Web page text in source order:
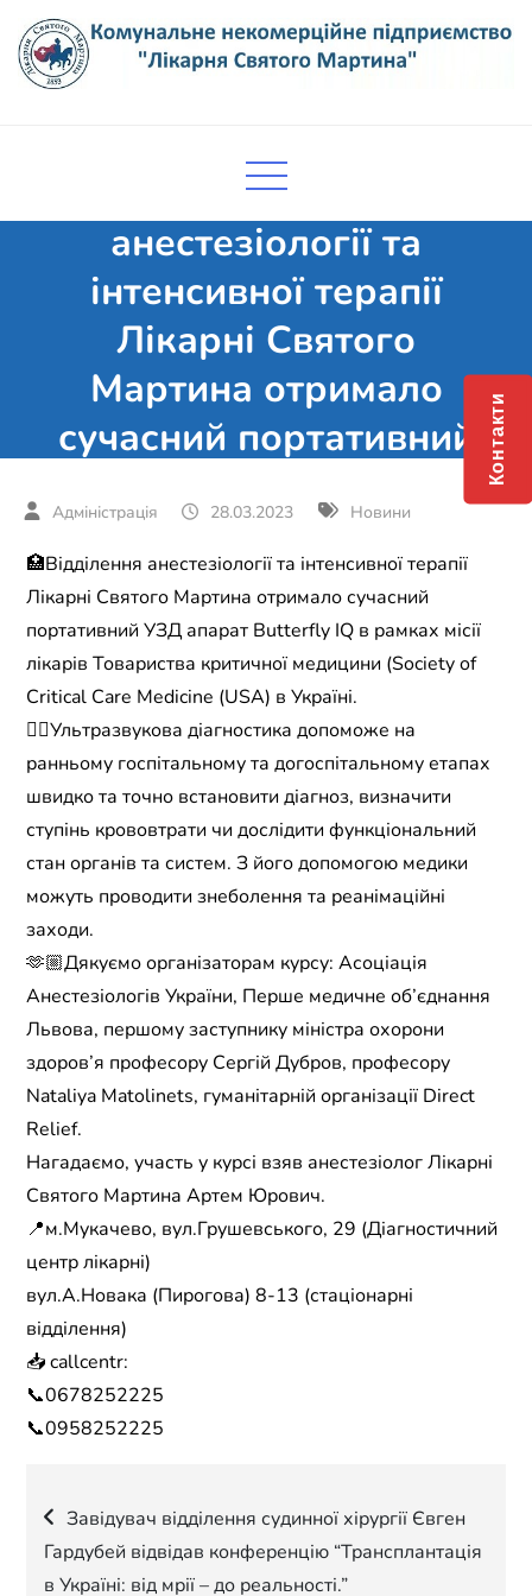
content
підприємство "Лікарня Святого
Відділення
анестезіології та
інтенсивної терапії
Лікарні Святого
Мартина отримало
сучасний портативний
УЗД апарат Butterfly IQ
28.03.2023 Новини
🏥Відділення анестезіології та інтенсивної терапії
Лікарні Святого Мартина отримало сучасний
портативний УЗД апарат Butterfly IQ в рамках місії
лікарів Товариства критичної медицини (Society of
Critical Care Medicine (USA) в Україні.
☝🏼Ультразвукова діагностика допоможе на
ранньому госпітальному та догоспітальному етапах
швидко та точно встановити діагноз, визначити
ступінь крововтрати чи дослідити функціональний
стан органів та систем. З його допомогою медики
можуть проводити знеболення та реанімаційні
заходи.
🫶🏼Дякуємо організаторам курсу: Асоціація
Анестезіологів України, Перше медичне об’єднання
Львова, першому заступнику міністра охорони
здоров’я професору Сергій Дубров, професору
Nataliya Matolinets, гуманітарній організації Direct
Relief.
Нагадаємо, участь у курсі взяв анестезіолог Лікарні
Святого Мартина Артем Юрович.
📍м.Мукачево, вул.Грушевського, 29 (Діагностичний
центр лікарні)
вул.А.Новака (Пирогова) 8-13 (стаціонарні
відділення)
📥 callcentr:
📞0678252225
📞0958252225
Навігація
записів
Завідувач відділення судинної хірургії Євген
Гардубей відвідав конференцію “Трансплантація
в Україні: від мрії – до реальності.”
Контакти